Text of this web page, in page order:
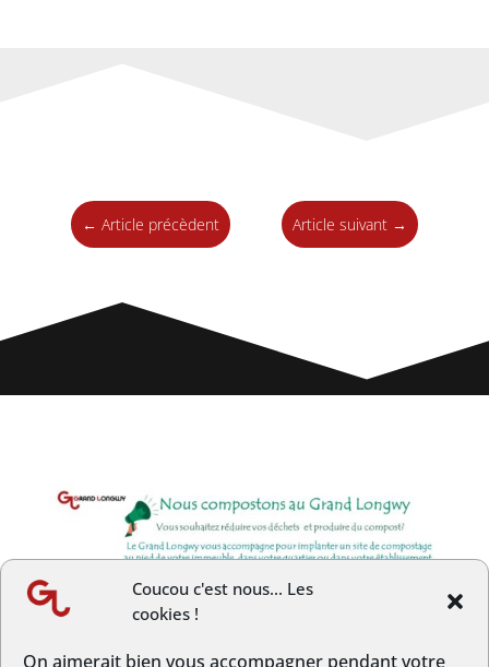
Coucou c'est nous... Les
cookies !
On aimerait bien vous accompagner pendant votre
← Article précèdent Article suivant →